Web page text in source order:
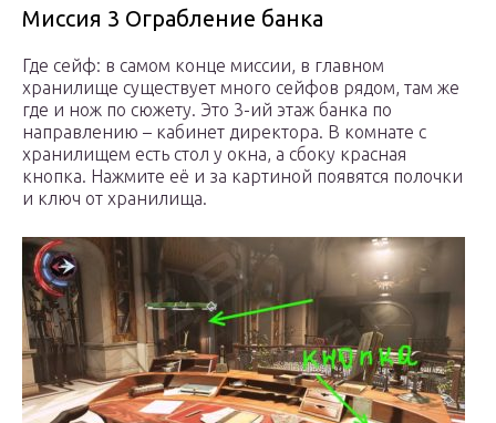
Миссия 3 Ограбление банка
Где сейф: в самом конце миссии, в главном
хранилище существует много сейфов рядом, там же
где и нож по сюжету. Это 3-ий этаж банка по
направлению – кабинет директора. В комнате с
хранилищем есть стол у окна, а сбоку красная
кнопка. Нажмите её и за картиной появятся полочки
и ключ от хранилища.